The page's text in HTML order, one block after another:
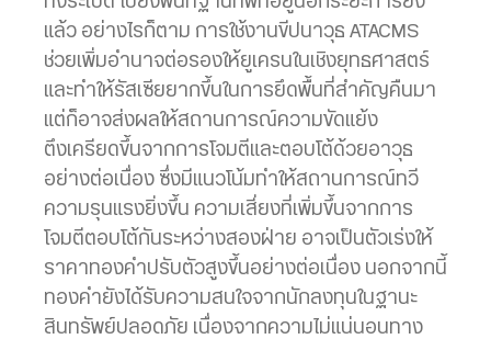
แล้ว อย่างไรก็ตาม การใช้งานขีปนาวุธ ATACMS
ช่วยเพิ่มอำนาจต่อรองให้ยูเครนในเชิงยุทธศาสตร์
และทำให้รัสเซียยากขึ้นในการยึดพื้นที่สำคัญคืนมา
แต่ก็อาจส่งผลให้สถานการณ์ความขัดแย้ง
ตึงเครียดขึ้นจากการโจมตีและตอบโต้ด้วยอาวุธ
อย่างต่อเนื่อง ซึ่งมีแนวโน้มทำให้สถานการณ์ทวี
ความรุนแรงยิ่งขึ้น ความเสี่ยงที่เพิ่มขึ้นจากการ
โจมตีตอบโต้กันระหว่างสองฝ่าย อาจเป็นตัวเร่งให้
ราคาทองคำปรับตัวสูงขึ้นอย่างต่อเนื่อง นอกจากนี้
ทองคำยังได้รับความสนใจจากนักลงทุนในฐานะ
สินทรัพย์ปลอดภัย เนื่องจากความไม่แน่นอนทาง